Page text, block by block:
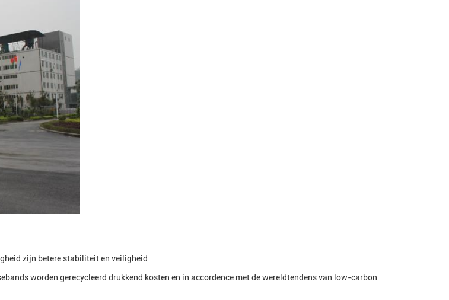
zijn betere stabiliteit en veiligheid
worden gerecycleerd drukkend kosten en in accordence met de wereldtendens van low-carbon